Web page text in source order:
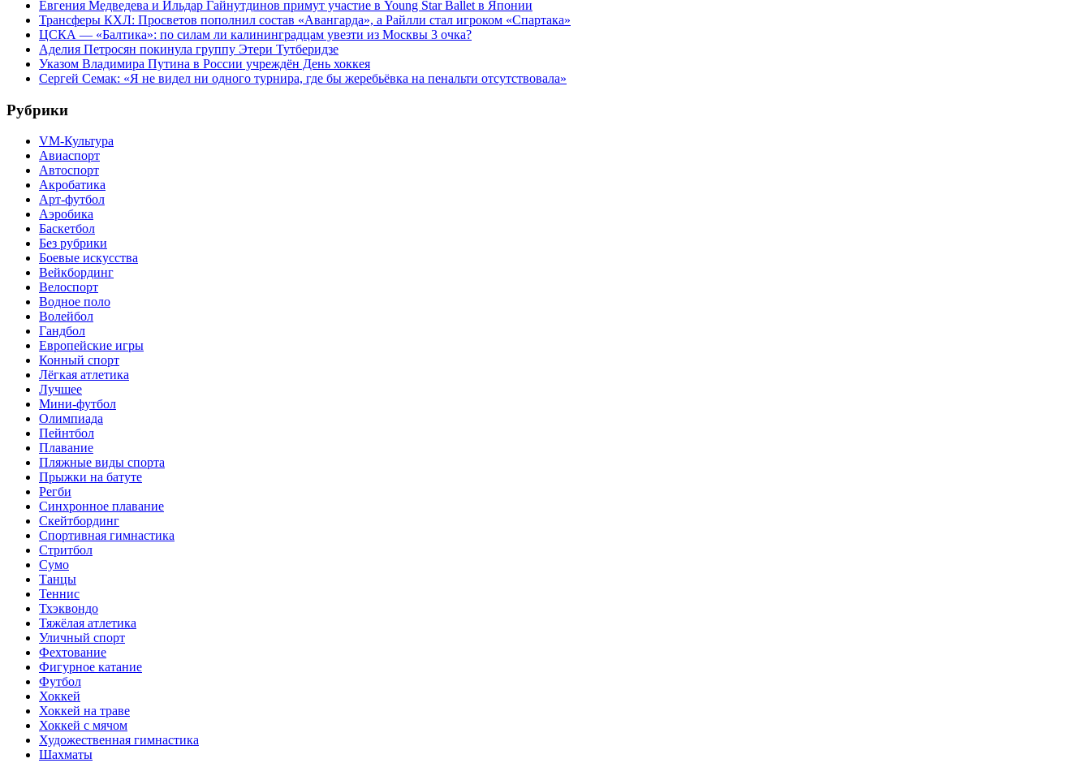
Евгения Медведева и Ильдар Гайнутдинов примут участие в Young Star Ballet в Японии
Трансферы КХЛ: Просветов пополнил состав «Авангарда», а Райлли стал игроком «Спартака»
ЦСКА — «Балтика»: по силам ли калининградцам увезти из Москвы 3 очка?
Аделия Петросян покинула группу Этери Тутберидзе
Указом Владимира Путина в России учреждён День хоккея
Сергей Семак: «Я не видел ни одного турнира, где бы жеребьёвка на пенальти отсутствовала»
Рубрики
VM-Культура
Авиаспорт
Автоспорт
Акробатика
Арт-футбол
Аэробика
Баскетбол
Без рубрики
Боевые искусства
Вейкбординг
Велоспорт
Водное поло
Волейбол
Гандбол
Европейские игры
Конный спорт
Лёгкая атлетика
Лучшее
Мини-футбол
Олимпиада
Пейнтбол
Плавание
Пляжные виды спорта
Прыжки на батуте
Регби
Синхронное плавание
Скейтбординг
Спортивная гимнастика
Стритбол
Сумо
Танцы
Теннис
Тхэквондо
Тяжёлая атлетика
Уличный спорт
Фехтование
Фигурное катание
Футбол
Хоккей
Хоккей на траве
Хоккей с мячом
Художественная гимнастика
Шахматы